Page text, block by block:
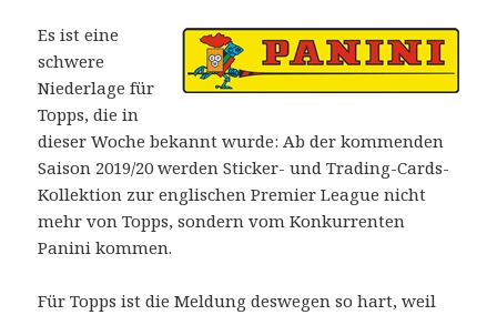
Es ist eine
schwere
Niederlage für
Topps, die in
dieser Woche bekannt wurde: Ab der kommenden
Saison 2019/20 werden Sticker- und Trading-Cards-
Kollektion zur englischen Premier League nicht
mehr von Topps, sondern vom Konkurrenten
Panini kommen.
Für Topps ist die Meldung deswegen so hart, weil